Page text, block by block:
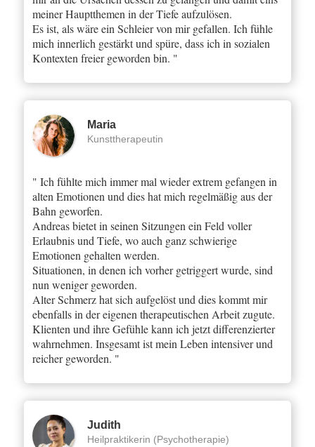
meiner Hauptthemen in der Tiefe aufzulösen.
Es ist, als wäre ein Schleier von mir gefallen. Ich fühle
mich innerlich gestärkt und spüre, dass ich in sozialen
Kontexten freier geworden bin. "
Maria
Kunsttherapeutin
" Ich fühlte mich immer mal wieder extrem gefangen in
alten Emotionen und dies hat mich regelmäßig aus der
Bahn geworfen.
Andreas bietet in seinen Sitzungen ein Feld voller
Erlaubnis und Tiefe, wo auch ganz schwierige
Emotionen gehalten werden.
Situationen, in denen ich vorher getriggert wurde, sind
nun weniger geworden.
Alter Schmerz hat sich aufgelöst und dies kommt mir
ebenfalls in der eigenen therapeutischen Arbeit zugute.
Klienten und ihre Gefühle kann ich jetzt differenzierter
wahrnehmen. Insgesamt ist mein Leben intensiver und
reicher geworden. "
Judith
Heilpraktikerin (Psychotherapie)